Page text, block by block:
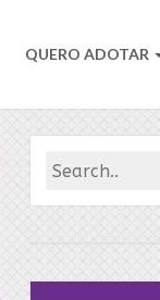
QUERO ADOTAR